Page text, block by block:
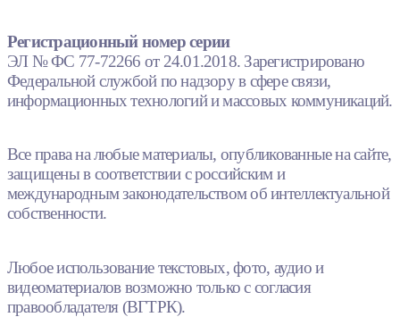
Регистрационный номер серии
ЭЛ № ФС 77-72266 от 24.01.2018. Зарегистрировано
Федеральной службой по надзору в сфере связи,
информационных технологий и массовых коммуникаций.
Все права на любые материалы, опубликованные на сайте,
защищены в соответствии с российским и
международным законодательством об интеллектуальной
собственности.
Любое использование текстовых, фото, аудио и
видеоматериалов возможно только с согласия
правообладателя (ВГТРК).